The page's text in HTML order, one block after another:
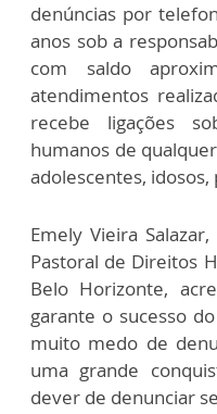
denúncias por
anos sob a
com saldo
atendimentos
recebe ligações
humanos de
adolescentes,
Emely Vieira
Pastoral de Direitos
Belo Horizonte,
garante o sucesso
muito medo de
uma grande
dever de denunciar